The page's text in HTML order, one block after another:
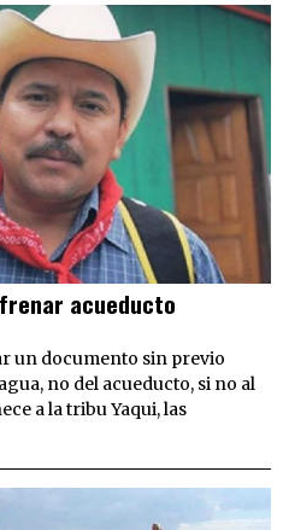
acueducto
un documento sin previo
no del acueducto, si no al
a la tribu Yaqui, las